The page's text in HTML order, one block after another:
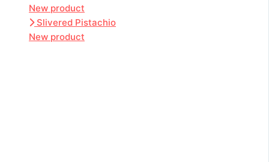
New product
Slivered Pistachio
New product